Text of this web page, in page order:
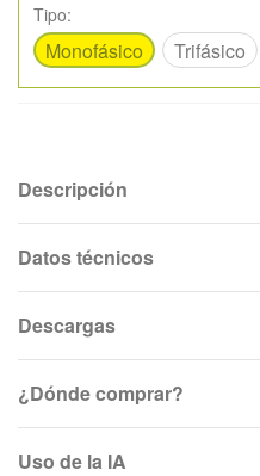
Tipo:
Monofásico Trifásico
Descripción
Datos técnicos
Descargas
¿Dónde comprar?
Uso de la IA